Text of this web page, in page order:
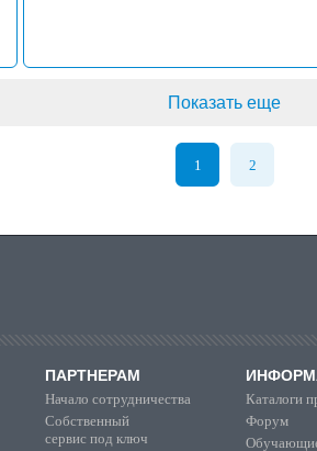
Показать еще
1 2
ПАРТНЕРАМ
Начало сотрудничества
Собственный
сервис под ключ
Каталоги
Форум